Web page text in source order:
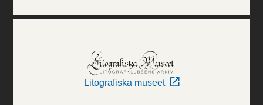
Litografiska museet